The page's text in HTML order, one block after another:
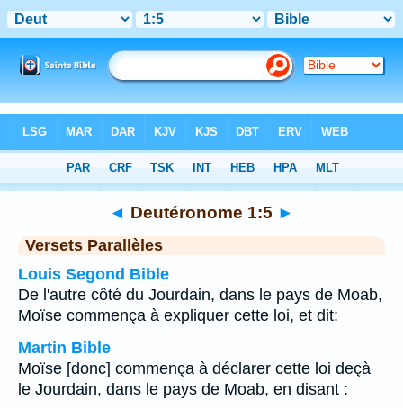
>Chapitre 1 > Verset 5
◄ Deutéronome 1:5 ►
Versets Parallèles
Louis Segond Bible
De l'autre côté du Jourdain, dans le pays de Moab,
Moïse commença à expliquer cette loi, et dit:
Martin Bible
Moïse [donc] commença à déclarer cette loi deçà
le Jourdain, dans le pays de Moab, en disant :